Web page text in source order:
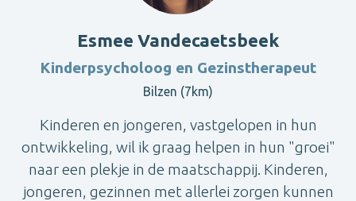
Esmee Vandecaetsbeek
Kinderpsycholoog en Gezinstherapeut
Bilzen (7km)
Kinderen en jongeren, vastgelopen in hun
ontwikkeling, wil ik graag helpen in hun "groei"
naar een plekje in de maatschappij. Kinderen,
jongeren, gezinnen met allerlei zorgen kunnen